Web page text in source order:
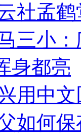
社孟
三小
身都亮
用中
如何